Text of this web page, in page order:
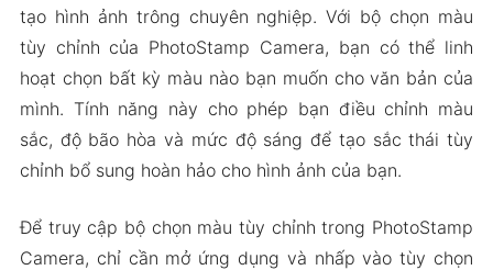
tạo hình ảnh trông chuyên nghiệp. Với bộ chọn màu
tùy chỉnh của PhotoStamp Camera, bạn có thể linh
hoạt chọn bất kỳ màu nào bạn muốn cho văn bản của
mình. Tính năng này cho phép bạn điều chỉnh màu
sắc, độ bão hòa và mức độ sáng để tạo sắc thái tùy
chỉnh bổ sung hoàn hảo cho hình ảnh của bạn.
Để truy cập bộ chọn màu tùy chỉnh trong PhotoStamp
Camera, chỉ cần mở ứng dụng và nhấp vào tùy chọn